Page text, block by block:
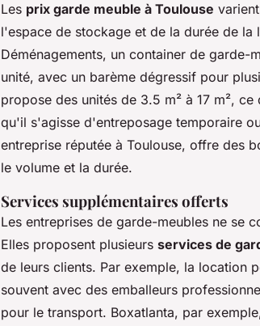
Les prix garde meuble à Toulouse
l'espace de stockage et de la durée de
Déménagements, un container de
unité, avec un barème dégressif pour
propose des unités de 3.5 m² à 17 m²,
qu'il s'agisse d'entreposage temporaire
entreprise réputée à Toulouse, offre des
le volume et la durée.
Services supplémentaires offerts
Les entreprises de garde-meubles ne se
Elles proposent plusieurs services de
de leurs clients. Par exemple, la location
souvent avec des emballeurs
pour le transport. Boxatlanta, par